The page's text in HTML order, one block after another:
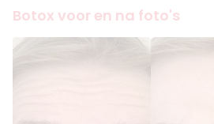
190
Aantal behandelaren
Botox voor en na foto's